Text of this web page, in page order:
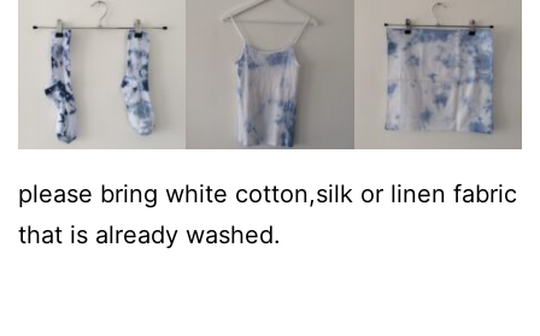
please bring white cotton,silk or linen fabric
that is already washed.